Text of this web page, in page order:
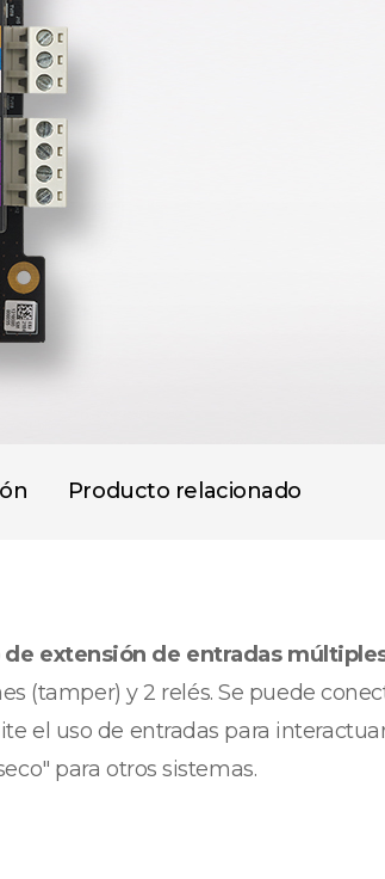
Producto relacionado
extensión de entradas
(tamper) y 2 relés. Se puede
el uso de entradas para
para otros sistemas.